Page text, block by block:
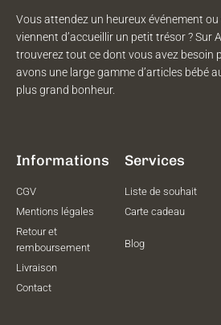
Vous attendez un heureux événement
viennent d’accueillir un petit trésor ? Sur
trouverez tout ce dont vous avez besoin
avons une large gamme d’articles bébé
plus grand bonheur.
Informations
CGV
Mentions légales
Retour et
remboursement
Livraison
Contact
Services
Liste de souhait
Carte cadeau
Blog